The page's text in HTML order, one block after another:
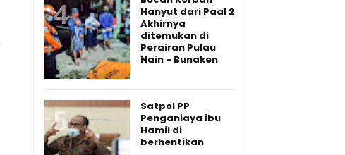
Hanyut dari Paal 2
Akhirnya
ditemukan di
Perairan Pulau
Nain - Bunaken
Satpol PP
Penganiaya ibu
Hamil di
berhentikan